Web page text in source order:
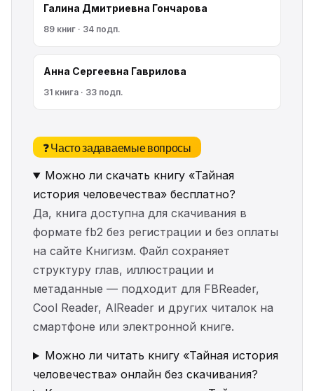
Галина Дмитриевна Гончарова
89 книг · 34 подп.
Анна Сергеевна Гаврилова
31 книга · 33 подп.
❓ Часто задаваемые вопросы
Можно ли скачать книгу «Тайная
история человечества» бесплатно?
Да, книга доступна для скачивания в
формате fb2 без регистрации и без оплаты
на сайте Книгизм. Файл сохраняет
структуру глав, иллюстрации и
метаданные — подходит для FBReader,
Cool Reader, AlReader и других читалок на
смартфоне или электронной книге.
Можно ли читать книгу «Тайная история
человечества» онлайн без скачивания?